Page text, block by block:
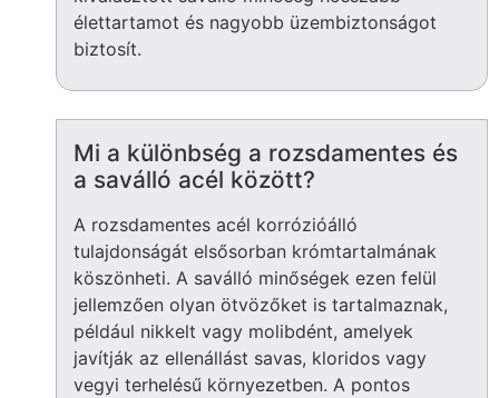
élettartamot és nagyobb üzembiztonságot
biztosít.
Mi a különbség a rozsdamentes és
a saválló acél között?
A rozsdamentes acél korrózióálló
tulajdonságát elsősorban krómtartalmának
köszönheti. A saválló minőségek ezen felül
jellemzően olyan ötvözőket is tartalmaznak,
például nikkelt vagy molibdént, amelyek
javítják az ellenállást savas, kloridos vagy
vegyi terhelésű környezetben. A pontos